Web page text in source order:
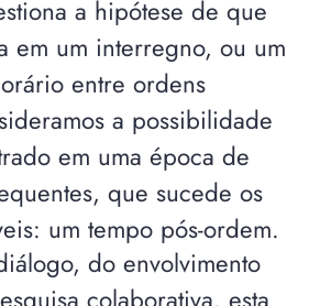
a hipótese de que
em um interregno, ou um
entre ordens
a possibilidade
em uma época de
que sucede os
um tempo pós-ordem.
do envolvimento
colaborativa, esta